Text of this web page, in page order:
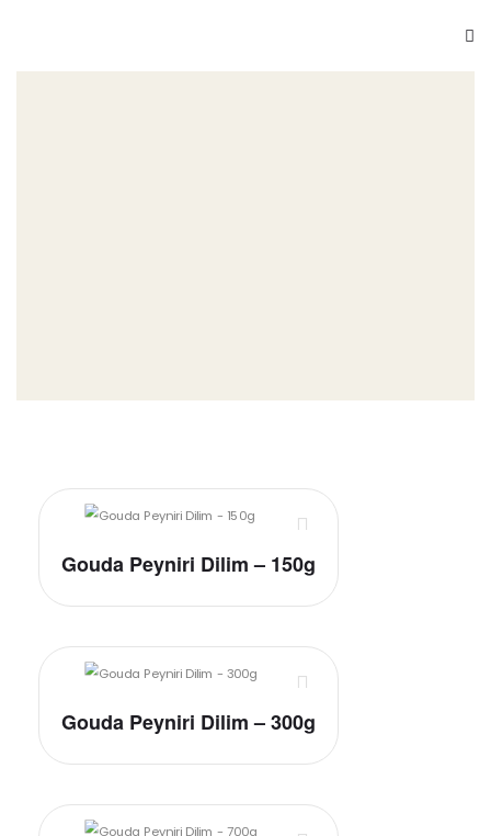
Gouda Peyniri Dilim – 150g
Gouda Peyniri Dilim – 300g